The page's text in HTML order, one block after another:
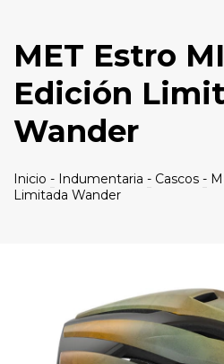
MET Estro
Edición
Wander
Inicio - Indumentaria - Cascos -
Limitada Wander